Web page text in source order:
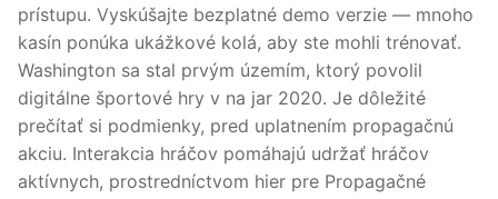
prístupu. Vyskúšajte bezplatné demo verzie — mnoho
kasín ponúka ukážkové kolá, aby ste mohli trénovať.
Washington sa stal prvým územím, ktorý povolil
digitálne športové hry v na jar 2020. Je dôležité
prečítať si podmienky, pred uplatnením propagačnú
akciu. Interakcia hráčov pomáhajú udržať hráčov
aktívnych, prostredníctvom hier pre Propagačné